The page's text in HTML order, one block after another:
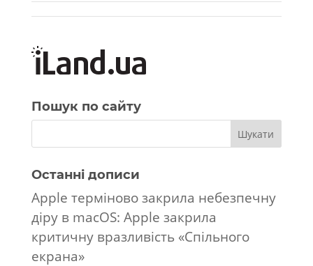
Пошук по сайту
Останні дописи
Apple терміново закрила небезпечну
діру в macOS: Apple закрила
критичну вразливість «Спільного
екрана»